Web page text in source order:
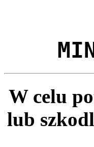
W celu
lub